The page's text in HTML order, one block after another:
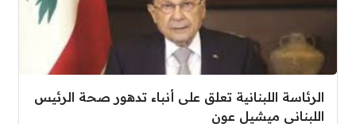
الرئاسة اللبنانية تعلق على أنباء تدهور صحة الرئيس
اللبناني ميشيل عون